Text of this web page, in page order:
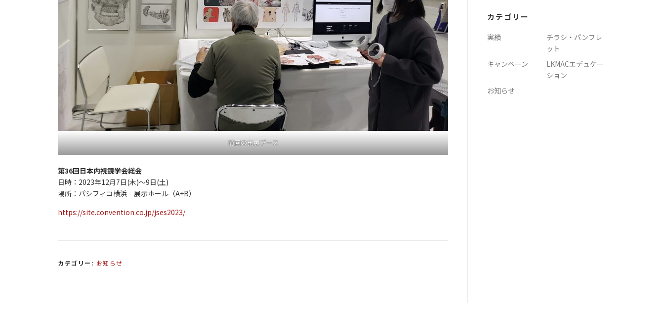
前回の出展ブース
第36回日本内視鏡学会総会
日時：2023年12月7日(木)～9日(土)
場所：パシフィコ横浜 展示ホール（A+B）
https://site.convention.co.jp/jses2023/
カテゴリー: お知らせ
ブ
カテゴリー
実績
チラシ・パンフレ
ット
キャンペーン
LKMACエデュケー
ション
お知らせ